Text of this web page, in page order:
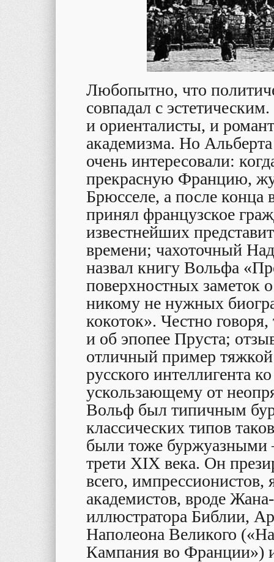
Любопытно, что
совпадал с
и ориенталисты, и
академизма. Но
очень интересовали:
прекрасную Францию,
Брюсселе, а после
принял французское
известнейших
времени; чахоточный
назвал книгу Вольфа
поверхностных заметок
никому не нужных
кокоток». Честно
и об эпопее Пруста;
отличный пример
русского интеллигента
ускользающему от
Вольф был типичным
классических типов
были тоже буржуазными
трети XIX века. Он
всего, импрессионистов,
академистов, вроде
иллюстратора Библии,
Наполеона Великого
Кампания во Франции»)